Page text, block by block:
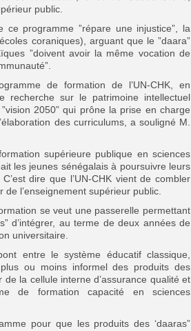
public.
programme ”répare une injustice”, la
coraniques), arguant que le ”daara”
”doivent avoir la même vocation de
de formation de l’UN-CHK, en
recherche sur le patrimoine intellectuel
2050” qui prône la prise en charge
des curriculums, a souligné M.
supérieure publique en sciences
les jeunes sénégalais à poursuivre leurs
dire que l’UN-CHK vient de combler
l’enseignement supérieur public.
se veut une passerelle permettant
d’intégrer, au terme de deux années de
universitaire.
entre le système éducatif classique,
ou moins informel des produits des
de la cellule interne d’assurance qualité et
de formation capacité en sciences
pour que les produits des ‘daaras”